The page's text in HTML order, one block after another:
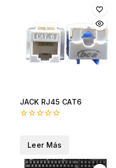
JACK RJ45 CAT6
Leer Más